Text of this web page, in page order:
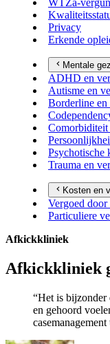
Privacy
Erkende
Mentale
ADHD en
Autisme en
Borderline
Psychotische
Trauma en
Kosten en
Vergoed door
Particuliere
Afkickkliniek
Afkickkliniek
“Het is bijzonder
en gehoord